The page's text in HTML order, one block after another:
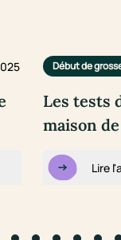
Début de
Les tests
maison
Lire